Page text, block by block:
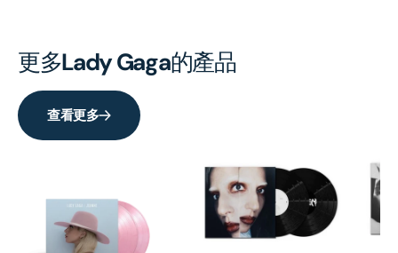
更多Lady Gaga的產品
查看更多